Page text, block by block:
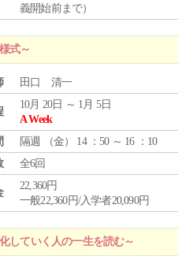
義開始前まで）
式～
田口 清一
10月 20日 ～ 1月 5日
A Week
隔週 （金） 14 ：50 ～ 16 ：10
全6回
22,360円
一般22,360円/入学者20,090円
していく人の一生を読む～